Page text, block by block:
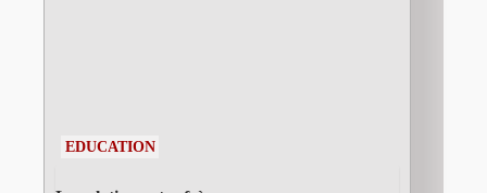
EDUCATION